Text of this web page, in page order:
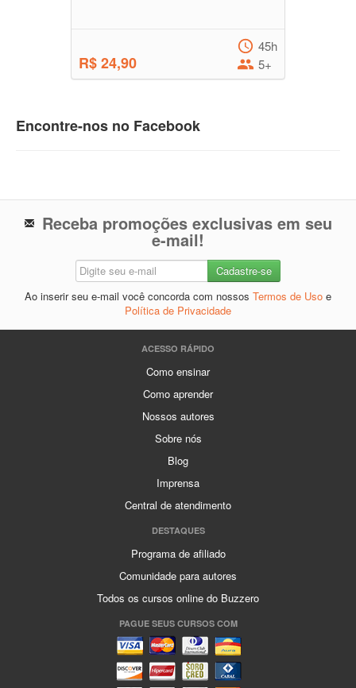
R$ 24,90
45h
5+
Encontre-nos no Facebook
Receba promoções exclusivas em seu
e-mail!
Ao inserir seu e-mail você concorda com nossos Termos de Uso e
Política de Privacidade
ACESSO RÁPIDO
Como ensinar
Como aprender
Nossos autores
Sobre nós
Blog
Imprensa
Central de atendimento
DESTAQUES
Programa de afiliado
Comunidade para autores
Todos os cursos online do Buzzero
PAGUE SEUS CURSOS COM